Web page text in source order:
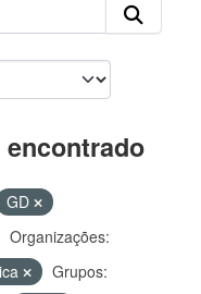
GD
Organizações:
Grupos: